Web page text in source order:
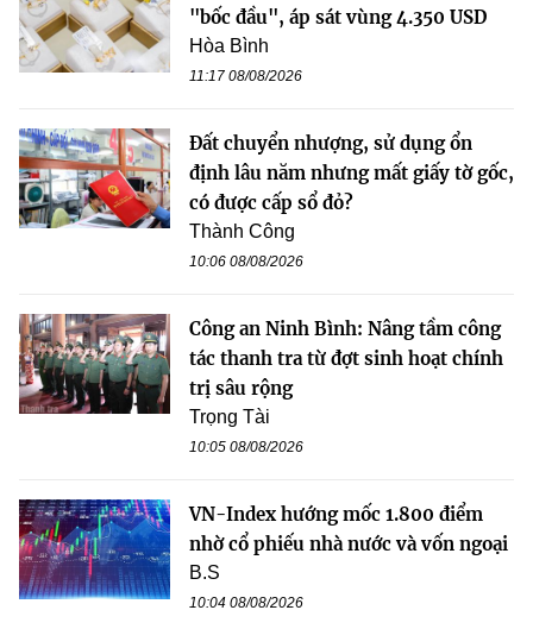
"bốc đầu", áp sát vùng 4.350 USD
Hòa Bình
11:17 08/08/2026
Đất chuyển nhượng, sử dụng ổn
định lâu năm nhưng mất giấy tờ gốc,
có được cấp sổ đỏ?
Thành Công
10:06 08/08/2026
Công an Ninh Bình: Nâng tầm công
tác thanh tra từ đợt sinh hoạt chính
trị sâu rộng
Trọng Tài
10:05 08/08/2026
VN-Index hướng mốc 1.800 điểm
nhờ cổ phiếu nhà nước và vốn ngoại
B.S
10:04 08/08/2026